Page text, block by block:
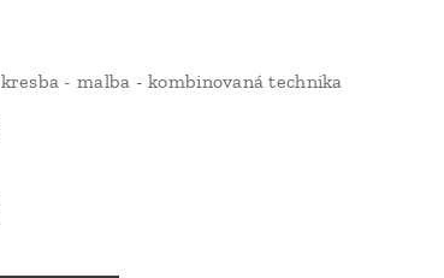
- malba - kombinovaná technika